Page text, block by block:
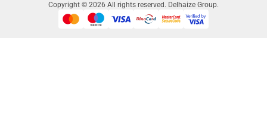
Copyright © 2026 All rights reserved. Delhaize Group.